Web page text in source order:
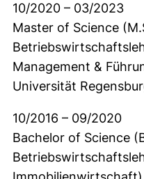
10/2020 – 03/2023
Master of Science
Management &
Universität
10/2016 – 09/2020
Bachelor of Science